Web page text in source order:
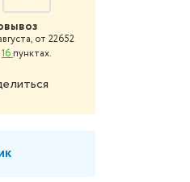
, от 22652
16 пунктах.